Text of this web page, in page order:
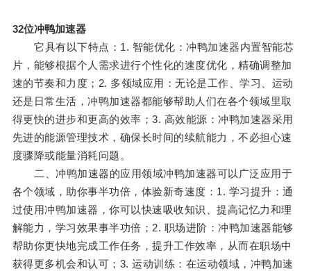
32位冲鸭加速器
它具有以下特点：1. 智能优化：冲鸭加速器内置智能芯
片，能够根据个人需求进行个性化的速度优化，精确调整加
速的节奏和力度；2. 多领域应用：无论是工作、学习、运动
还是日常生活，冲鸭加速器都能够帮助人们在各个领域里取
得更快的进步和更高的效率；3. 高效能源：冲鸭加速器采用
先进的能源管理技术，确保长时间的续航能力，不必担心速
度骤降或能量消耗问题。
二、冲鸭加速器的应用领域冲鸭加速器可以广泛应用于
各个领域，助你事半功倍，体验新奇速度：1. 学习提升：通
过使用冲鸭加速器，你可以快速吸收知识、提高记忆力和理
解能力，学习效果事半功倍；2. 职场进阶：冲鸭加速器能够
帮助你更快地完成工作任务，提升工作效率，从而在职场中
获得更多机会和认可；3. 运动训练：在运动领域，冲鸭加速